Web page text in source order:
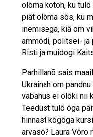
olõma kotoh, ku
piät olõma sõs, ku
inemisega, kiä om
ammõdi, politsei- ja
Risti ja muidogi
Parhillanõ sais
Ukrainah om
vabahus ei olõki nii
Teedüst tulõ õga
hinnäst kõgõga
arvasõ? Laura Võro